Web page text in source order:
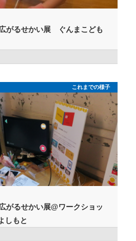
がるせかい展 ぐんまこども
これまでの様子
がるせかい展@ワークショッ
しもと